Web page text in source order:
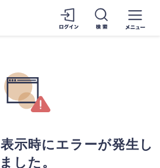
示時にエラーが発生し
ました。